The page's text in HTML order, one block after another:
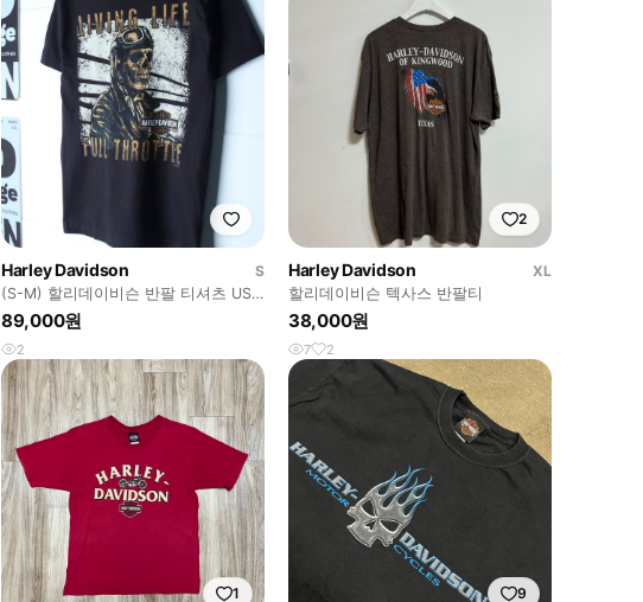
Harley Davidson
S
(S-M) 할리데이비슨 반팔 티셔츠 USA
스컬 바이크-H36537
89,000원
2
2
Harley Davidson
XL
할리데이비슨 텍사스 반팔티
38,000원
7 2
1 9